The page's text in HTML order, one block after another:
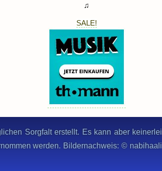
♫
SALE!
Sorgfalt erstellt. Es kann aber keinerlei
werden. Bildernachweis: © nabihaali